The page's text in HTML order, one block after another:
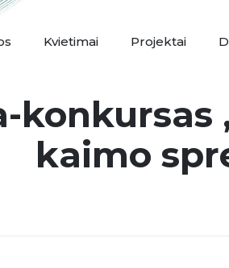
Kvietimai Projektai
kaimo